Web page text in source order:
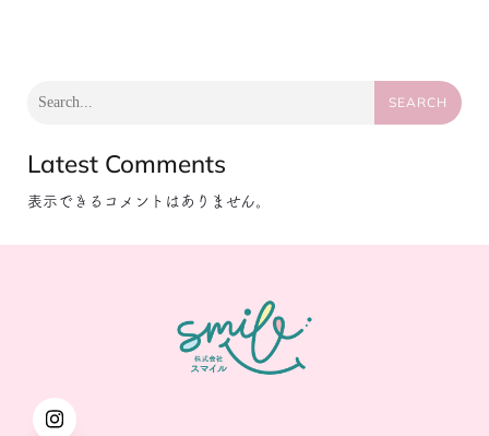
SEARCH
Latest Comments
表示できるコメントはありません。